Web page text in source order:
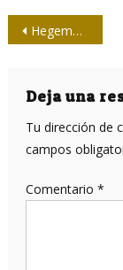
entradas
Hegemonía imperialista de Estados Unidos: A mí, no me toques
Deja una
Tu dirección de
campos
Comentario *